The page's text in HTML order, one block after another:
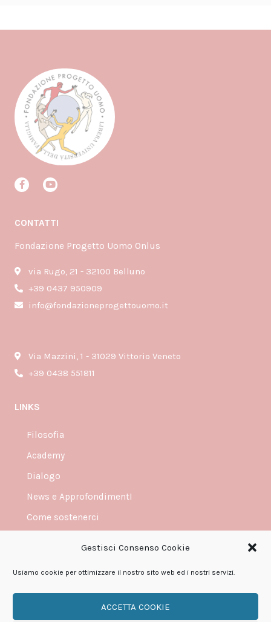
Gestisci Consenso Cookie
Usiamo cookie per ottimizzare il nostro sito web ed i nostri servizi.
ACCETTA COOKIE
F
a
o
k
Y
o
b
CONTATTI
Fondazione Progetto Uomo Onlus
via Rugo, 21 - 32100 Belluno
+39 0437 950909
info@fondazioneprogettouomo.it
Via Mazzini, 1 - 31029 Vittorio Veneto
+39 0438 551811
LINKS
Filosofia
Academy
Dialogo
News e ApprofondimentI
Come sostenerci